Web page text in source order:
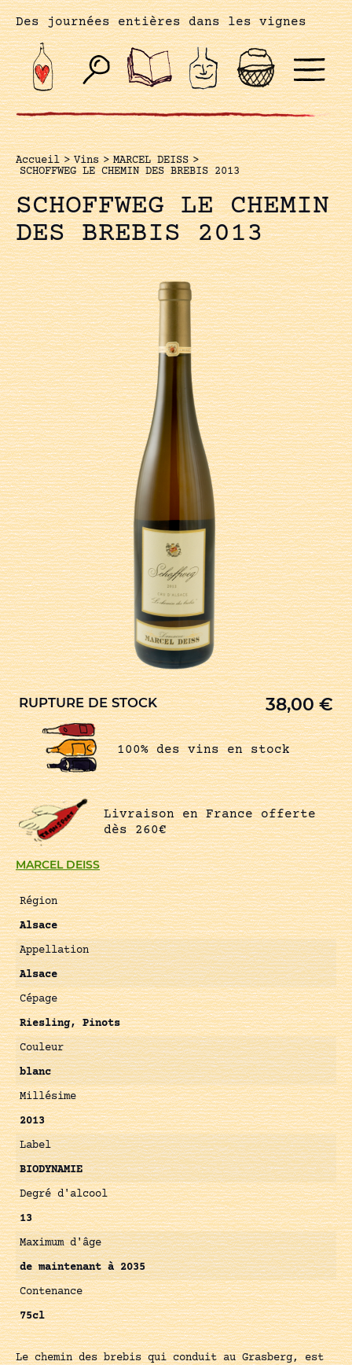
Des journées entières dans les vignes
Accueil > Vins > MARCEL DEISS >
SCHOFFWEG LE CHEMIN DES BREBIS 2013
SCHOFFWEG LE CHEMIN
DES BREBIS 2013
MARCEL DEISS
Région
Alsace
Appellation
Alsace
Cépage
Riesling, Pinots
Couleur
blanc
Millésime
2013
Label
BIODYNAMIE
Degré d'alcool
13
Maximum d'âge
de maintenant à 2035
Contenance
75cl
Le chemin des brebis qui conduit au Grasberg, est
RUPTURE DE STOCK 38,00€
100% des vins en stock
Livraison en France offerte
dès 260€